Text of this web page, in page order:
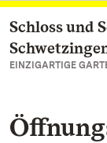
Zum
Schloss und
EINZIGARTIGE